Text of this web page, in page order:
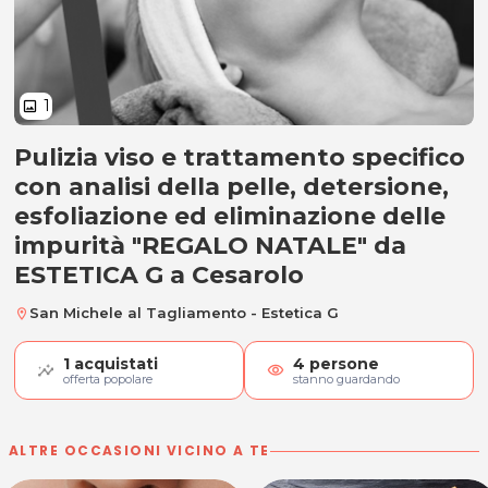
image 1
Pulizia viso e trattamento
Pulizia viso e trattamento specifico
con analisi della pelle, detersione,
esfoliazione ed eliminazione delle
impurità "REGALO NATALE" da
ESTETICA G a Cesarolo
location_on San Michele al Tagliamento - Estetica G
1 acquistati
offerta popolare visibility 4 persone
stanno guardando
ALTRE OCCASIONI VICINO A TE